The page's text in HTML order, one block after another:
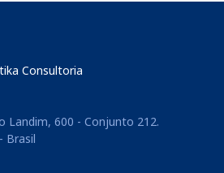
Consultoria
Landim, 600 - Conjunto 212.
Brasil